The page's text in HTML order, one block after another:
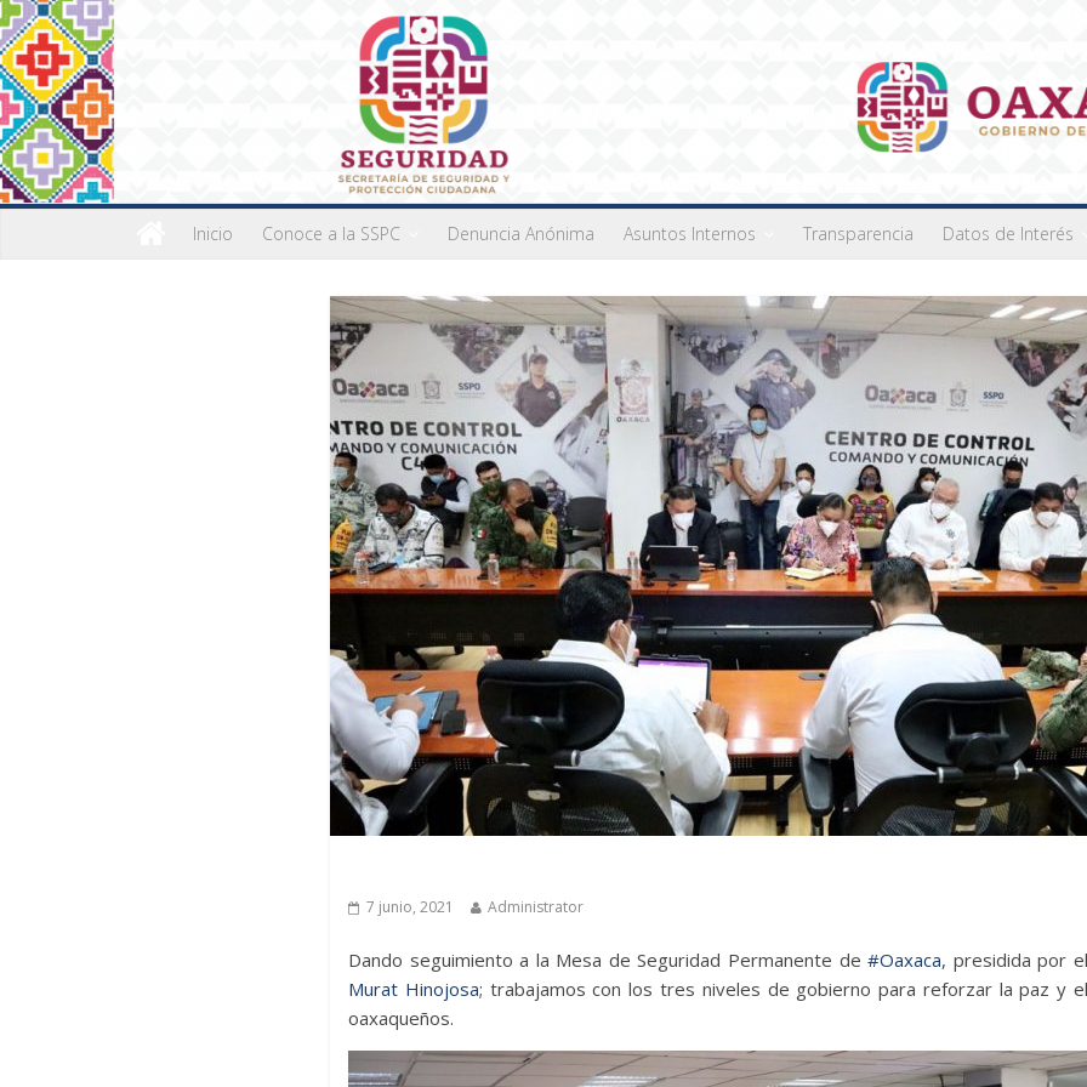
Inicio Conoce a la SSPC Denuncia Anónima Asuntos Internos Transparencia Datos de Interés
7 junio, 2021
Administrator
Dando seguimiento a la Mesa de Seguridad Permanente de#Oaxaca, presidida por
Murat Hinojosa; trabajamos con los tres niveles de gobierno para reforzar la paz y
oaxaqueños.